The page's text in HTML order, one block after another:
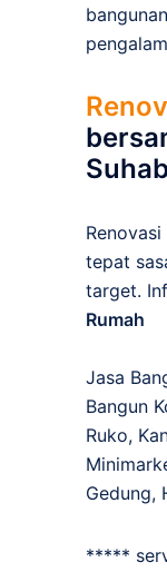
tepat
target.
Rumah
Jasa
Bangun
Ruko,
Gedung,
*****